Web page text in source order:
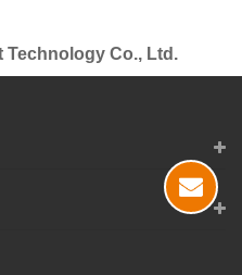
Technology Co., Ltd.